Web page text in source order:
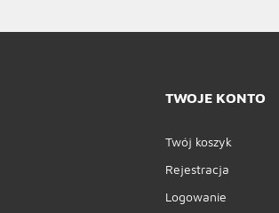
TWOJE KONTO
Twój koszyk
Rejestracja
Logowanie